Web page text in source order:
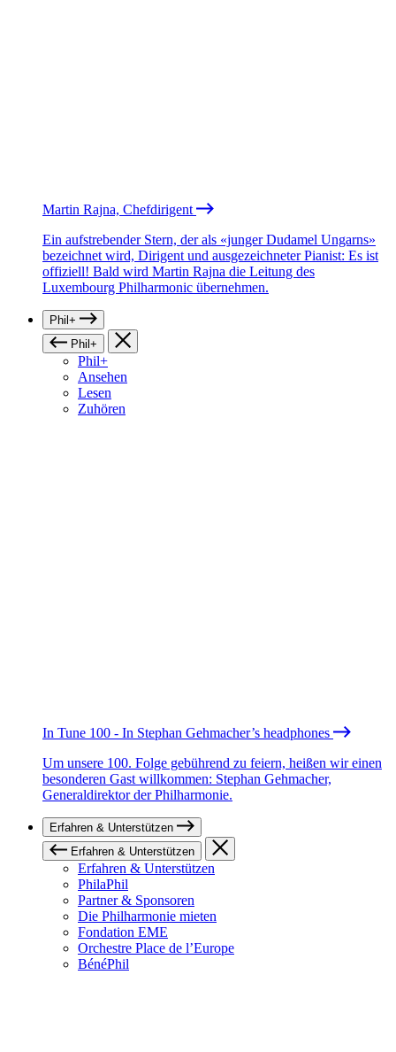
Martin Rajna, Chefdirigent
Ein aufstrebender Stern, der als «junger Dudamel Ungarns»
bezeichnet wird, Dirigent und ausgezeichneter Pianist: Es ist
offiziell! Bald wird Martin Rajna die Leitung des
Luxembourg Philharmonic übernehmen.
Phil+
Phil+
Phil+
Ansehen
Lesen
Zuhören
In Tune 100 - In Stephan Gehmacher’s headphones
Um unsere 100. Folge gebührend zu feiern, heißen wir einen
besonderen Gast willkommen: Stephan Gehmacher,
Generaldirektor der Philharmonie.
Erfahren & Unterstützen
Erfahren & Unterstützen
Erfahren & Unterstützen
PhilaPhil
Partner & Sponsoren
Die Philharmonie mieten
Fondation EME
Orchestre Place de l’Europe
BénéPhil